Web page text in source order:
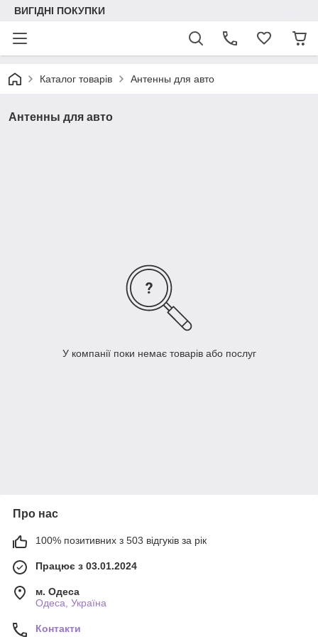
ВИГІДНІ ПОКУПКИ
Каталог товарів Антенны для авто
Антенны для авто
У компанії поки немає товарів або послуг
Про нас
100% позитивних з 503 відгуків за рік
Працює з 03.01.2024
м. Одеса
Одеса, Україна
Контакти